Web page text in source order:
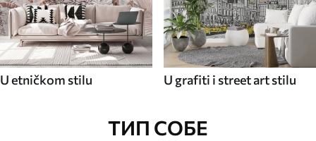
U etničkom stilu U grafiti i street art stilu
ТИП СОБЕ